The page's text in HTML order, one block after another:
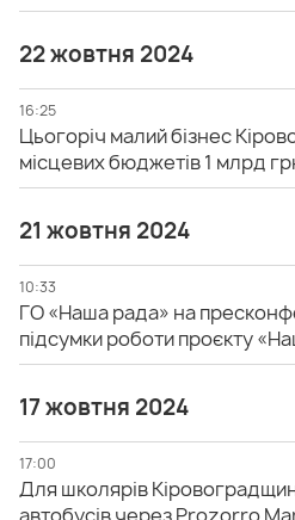
22 жовтня 2024
16:25
Цьогоріч малий бізнес
місцевих бюджетів 1 млрд
21 жовтня 2024
10:33
ГО «Наша рада» на
підсумки роботи проєкту
17 жовтня 2024
17:00
Для школярів